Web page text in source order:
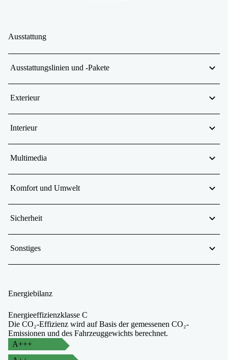
Ausstattung
Ausstattungslinien und -Pakete
Exterieur
Interieur
Multimedia
Komfort und Umwelt
Sicherheit
Sonstiges
Energiebilanz
A+++
Energieeffizienzklasse C
Die CO₂-Effizienz wird auf Basis der gemessenen CO₂-
Emissionen und des Fahrzeuggewichts berechnet.